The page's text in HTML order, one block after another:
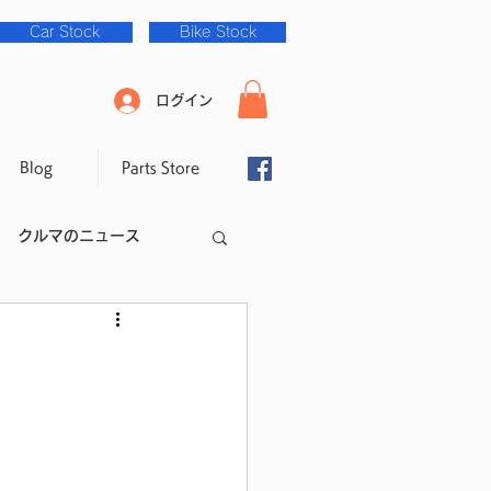
Car Stock Bike Stock
ログイン
Blog Parts Store
クルマのニュース